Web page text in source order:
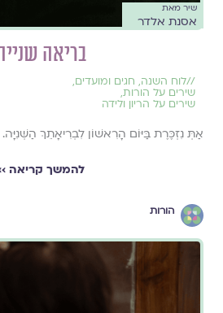
שיר מאת
אסנת אלדר
בריאה
//לוח השנה, חגים ומועדים,
שירים על הורות,
שירים על הריון ולידה
אַתְּ נִזְכֶּרֶת בַּיּוֹם הָרִאשׁוֹן לִבְרִיאָתֵךְ
להמשך קריאה ››
הורות